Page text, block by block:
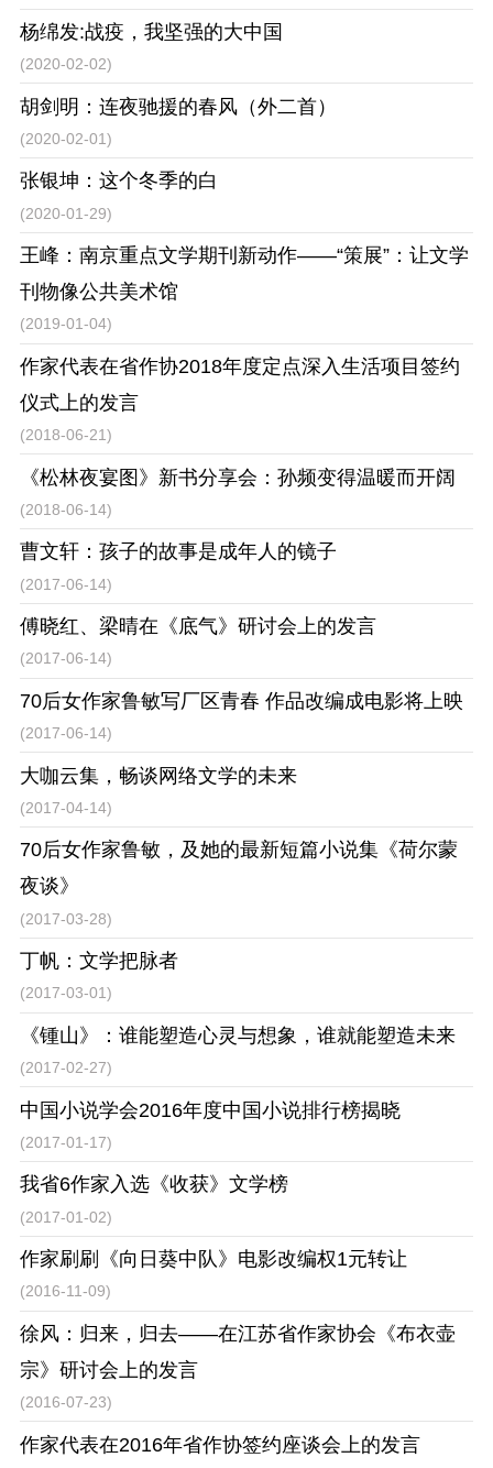
杨绵发:战疫，我坚强的大中国
(2020-02-02)
胡剑明：连夜驰援的春风（外二首）
(2020-02-01)
张银坤：这个冬季的白
(2020-01-29)
王峰：南京重点文学期刊新动作——“策展”：让文学
刊物像公共美术馆
(2019-01-04)
作家代表在省作协2018年度定点深入生活项目签约
仪式上的发言
(2018-06-21)
《松林夜宴图》新书分享会：孙频变得温暖而开阔
(2018-06-14)
曹文轩：孩子的故事是成年人的镜子
(2017-06-14)
傅晓红、梁晴在《底气》研讨会上的发言
(2017-06-14)
70后女作家鲁敏写厂区青春 作品改编成电影将上映
(2017-06-14)
大咖云集，畅谈网络文学的未来
(2017-04-14)
70后女作家鲁敏，及她的最新短篇小说集《荷尔蒙
夜谈》
(2017-03-28)
丁帆：文学把脉者
(2017-03-01)
《锺山》：谁能塑造心灵与想象，谁就能塑造未来
(2017-02-27)
中国小说学会2016年度中国小说排行榜揭晓
(2017-01-17)
我省6作家入选《收获》文学榜
(2017-01-02)
作家刷刷《向日葵中队》电影改编权1元转让
(2016-11-09)
徐风：归来，归去——在江苏省作家协会《布衣壶
宗》研讨会上的发言
(2016-07-23)
作家代表在2016年省作协签约座谈会上的发言